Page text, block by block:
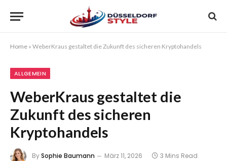
Home » WeberKraus gestaltet die Zukunft des sicheren Kryptohandels
ALLGEMEIN
WeberKraus gestaltet die
Zukunft des sicheren
Kryptohandels
BySophie Baumann März 11, 2026 3 Mins Read